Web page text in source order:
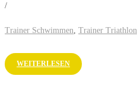
/
Trainer Schwimmen Trainer Triathlon
WEITERLESEN